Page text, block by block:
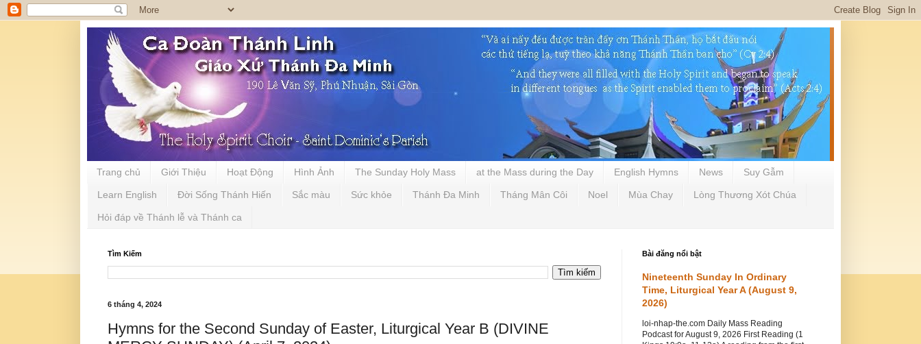
Trang chủ Giới Thiệu Hoạt Động Hình Ảnh The Sunday Holy Mass at the Mass during the Day English Hymns News Suy Gẫm
Learn English Đời Sống Thánh Hiến Sắc màu Sức khỏe Thánh Đa Minh Tháng Mân Côi Noel Mùa Chay Lòng Thương Xót Chúa
Hỏi đáp về Thánh lễ và Thánh ca
Tìm Kiếm
6 tháng 4, 2024
Hymns for the Second Sunday of Easter, Liturgical Year B (DIVINE
Bài đăng nổi bật
Nineteenth Sunday In Ordinary
Time, Liturgical Year A (August 9,
2026)
loi-nhap-the.com Daily Mass Reading
Podcast for August 9, 2026 First Reading (1